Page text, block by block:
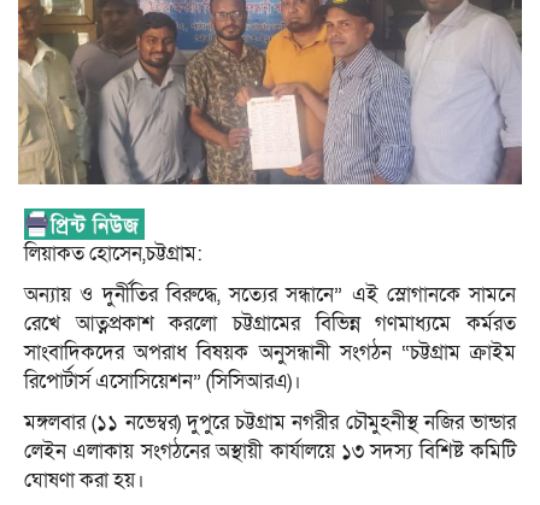
লিয়াকত হোসেন,চট্টগ্রাম:
অন্যায় ও দুর্নীতির বিরুদ্ধে, সত্যের সন্ধানে” এই স্লোগানকে সামনে
রেখে আত্নপ্রকাশ করলো চট্টগ্রামের বিভিন্ন গণমাধ্যমে কর্মরত
সাংবাদিকদের অপরাধ বিষয়ক অনুসন্ধানী সংগঠন “চট্টগ্রাম ক্রাইম
রিপোর্টার্স এসোসিয়েশন” (সিসিআরএ)।
মঙ্গলবার (১১ নভেম্বর) দুপুরে চট্টগ্রাম নগরীর চৌমুহনীস্থ নজির ভান্ডার
লেইন এলাকায় সংগঠনের অস্থায়ী কার্যালয়ে ১৩ সদস্য বিশিষ্ট কমিটি
ঘোষণা করা হয়।